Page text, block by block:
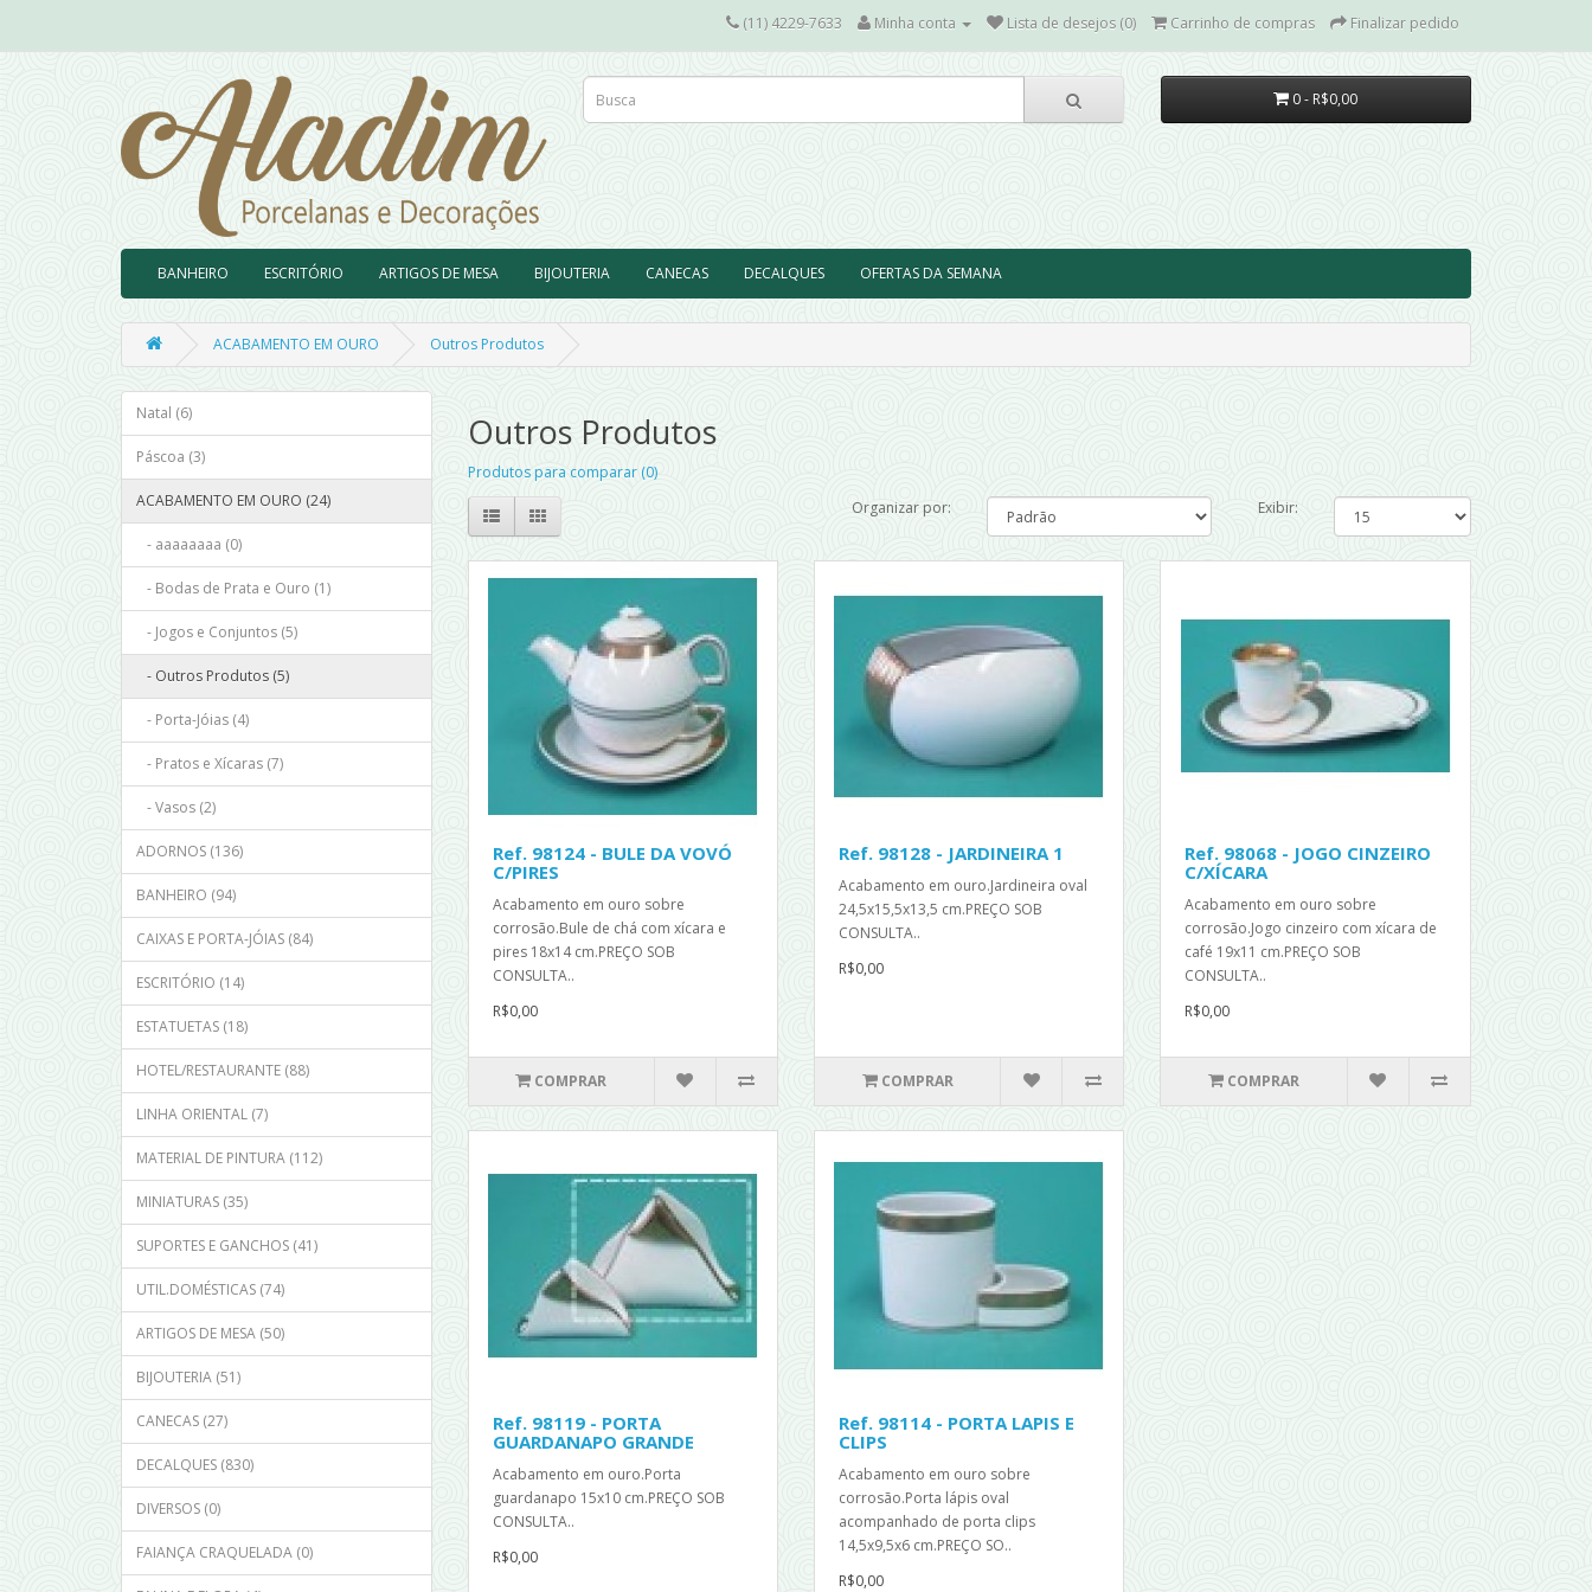
(11) 4229-7633 Minha conta Lista de desejos (0) Carrinho de compras Finalizar pedido
0 - R$0,00
BANHEIRO ESCRITÓRIO ARTIGOS DE MESA BIJOUTERIA CANECAS DECALQUES OFERTAS DA SEMANA
ACABAMENTO EM OURO Outros Produtos
Natal (6)
Páscoa (3)
ACABAMENTO EM OURO (24)
- aaaaaaaa (0)
- Bodas de Prata e Ouro (1)
- Jogos e Conjuntos (5)
- Outros Produtos (5)
- Porta-Jóias (4)
- Pratos e Xícaras (7)
- Vasos (2)
ADORNOS (136)
BANHEIRO (94)
CAIXAS E PORTA-JÓIAS (84)
ESCRITÓRIO (14)
ESTATUETAS (18)
HOTEL/RESTAURANTE (88)
LINHA ORIENTAL (7)
MATERIAL DE PINTURA (112)
MINIATURAS (35)
SUPORTES E GANCHOS (41)
UTIL.DOMÉSTICAS (74)
ARTIGOS DE MESA (50)
BIJOUTERIA (51)
CANECAS (27)
DECALQUES (830)
DIVERSOS (0)
FAIANÇA CRAQUELADA (0)
Outros Produtos
Produtos para comparar (0)
Organizar por:
Exibir:
Ref. 98124 - BULE DA VOVÓ
C/PIRES
Acabamento em ouro sobre
corrosão.Bule de chá com xícara e
pires 18x14 cm.PREÇO SOB
CONSULTA..
R$0,00
COMPRAR
Ref. 98128 - JARDINEIRA 1
Acabamento em ouro.Jardineira oval
24,5x15,5x13,5 cm.PREÇO SOB
CONSULTA..
R$0,00
COMPRAR
Ref. 98068 - JOGO CINZEIRO
C/XÍCARA
Acabamento em ouro sobre
corrosão.Jogo cinzeiro com xícara de
café 19x11 cm.PREÇO SOB
CONSULTA..
R$0,00
COMPRAR
Ref. 98119 - PORTA
GUARDANAPO GRANDE
Acabamento em ouro.Porta
guardanapo 15x10 cm.PREÇO SOB
CONSULTA..
R$0,00
Ref. 98114 - PORTA LAPIS E
CLIPS
Acabamento em ouro sobre
corrosão.Porta lápis oval
acompanhado de porta clips
14,5x9,5x6 cm.PREÇO SO..
R$0,00